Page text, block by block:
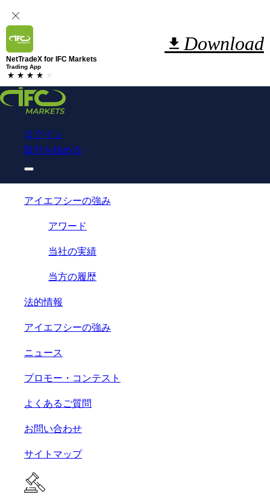
NetTradeX for IFC Markets
Trading App
Download
ログイン
取引を始める
アイエフシーの強み
アワード
当社の実績
当方の履歴
法的情報
アイエフシーの強み
ニュース
プロモー・コンテスト
よくあるご質問
お問い合わせ
サイトマップ